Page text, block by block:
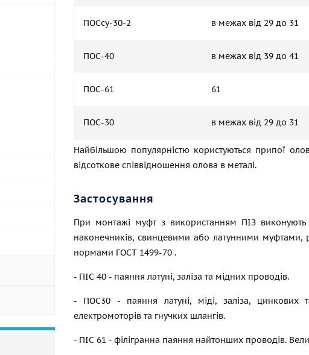
ПОСсу-30-2 в межах від 29 до 31
ПОС-40 в межах від 39 до 41
ПОС-61 61
ПОС-30 в межах від 29 до 31
Найбільшою популярністю користуються припої
відсоткове співвідношення олова в металі.
Застосування
При монтажі муфт з використанням ПІЗ виконують
наконечників, свинцевими або латунними муфтами,
нормами ГОСТ 1499-70 .
- ПІС 40 - паяння латуні, заліза та мідних проводів.
- ПОС30 - паяння латуні, міді, заліза, цинкових
електромоторів та гнучких шлангів.
- ПІС 61 - філігранна паяння найтонших проводів.